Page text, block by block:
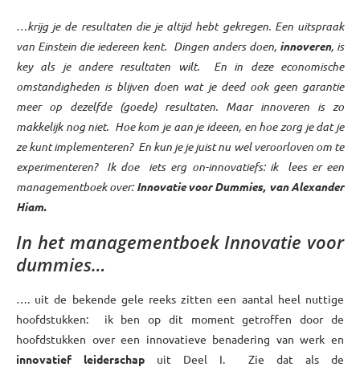
…krijg je de resultaten die je altijd hebt gekregen. Een uitspraak
van Einstein die iedereen kent. Dingen anders doen, innoveren, is
key als je andere resultaten wilt. En in deze economische
omstandigheden is blijven doen wat je deed ook geen garantie
meer op dezelfde (goede) resultaten. Maar innoveren is zo
makkelijk nog niet. Hoe kom je aan je ideeen, en hoe zorg je dat je
ze kunt implementeren? En kun je je juist nu wel veroorloven om te
experimenteren? Ik doe iets erg on-innovatiefs: ik lees er een
managementboek over: Innovatie voor Dummies, van Alexander
Hiam.
In het managementboek Innovatie voor
dummies…
…. uit de bekende gele reeks zitten een aantal heel nuttige
hoofdstukken: ik ben op dit moment getroffen door de
hoofdstukken over een innovatieve benadering van werk en
innovatief leiderschapuit Deel I. Zie dat als de